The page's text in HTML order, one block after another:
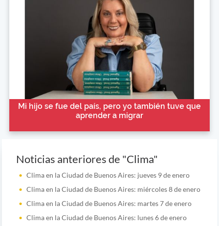
Mi hijo se fue del país, pero yo también tuve que
aprender a migrar
Noticias anteriores de "Clima"
Clima en la Ciudad de Buenos Aires: jueves 9 de enero
Clima en la Ciudad de Buenos Aires: miércoles 8 de enero
Clima en la Ciudad de Buenos Aires: martes 7 de enero
Clima en la Ciudad de Buenos Aires: lunes 6 de enero